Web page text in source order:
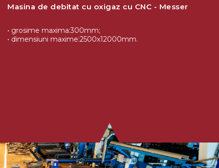
Masina de debitat cu oxigaz cu CNC - Messer
• grosime maxima:300mm;
• dimensiuni maxime:2500x12000mm.